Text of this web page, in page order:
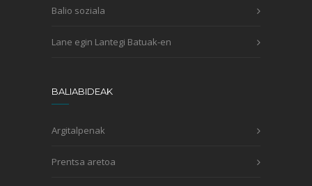
Balio soziala
Lane egin Lantegi Batuak-en
BALIABIDEAK
Argitalpenak
Prentsa aretoa